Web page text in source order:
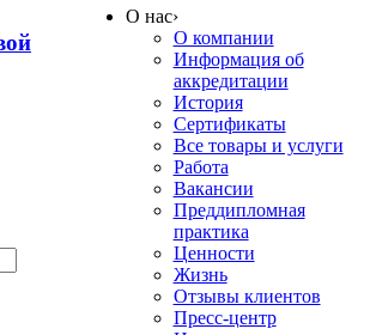
О нас›
О компании
Информация об
аккредитации
История
Сертификаты
Все товары и услуги
Работа
Вакансии
Преддипломная
практика
Ценности
Жизнь
Отзывы клиентов
Пресс-центр